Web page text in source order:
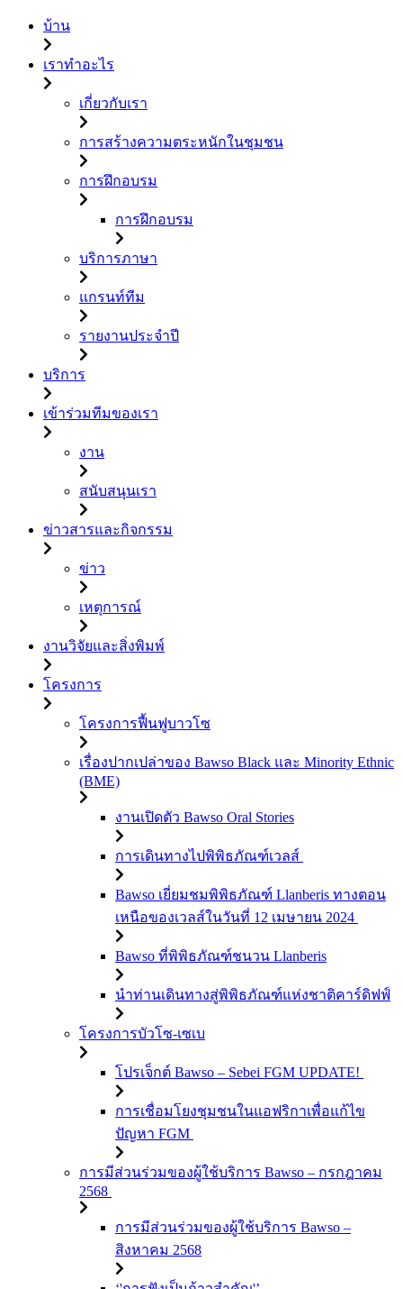
บ้าน
เราทำอะไร
เกี่ยวกับเรา
การสร้างความตระหนักในชุมชน
การฝึกอบรม
การฝึกอบรม
บริการภาษา
แกรนท์ทีม
รายงานประจำปี
บริการ
เข้าร่วมทีมของเรา
งาน
สนับสนุนเรา
ข่าวสารและกิจกรรม
ข่าว
เหตุการณ์
งานวิจัยและสิ่งพิมพ์
โครงการ
โครงการฟื้นฟูบาวโซ
เรื่องปากเปล่าของ Bawso Black และ Minority Ethnic
(BME)
งานเปิดตัว Bawso Oral Stories
การเดินทางไปพิพิธภัณฑ์เวลส์
Bawso เยี่ยมชมพิพิธภัณฑ์ Llanberis ทางตอน
เหนือของเวลส์ในวันที่ 12 เมษายน 2024
Bawso ที่พิพิธภัณฑ์ชนวน Llanberis
นำท่านเดินทางสู่พิพิธภัณฑ์แห่งชาติคาร์ดิฟฟ์
โครงการบัวโซ-เซเบ
โปรเจ็กต์ Bawso – Sebei FGM UPDATE!
การเชื่อมโยงชุมชนในแอฟริกาเพื่อแก้ไข
ปัญหา FGM
การมีส่วนร่วมของผู้ใช้บริการ Bawso – กรกฎาคม
2568
การมีส่วนร่วมของผู้ใช้บริการ Bawso –
สิงหาคม 2568